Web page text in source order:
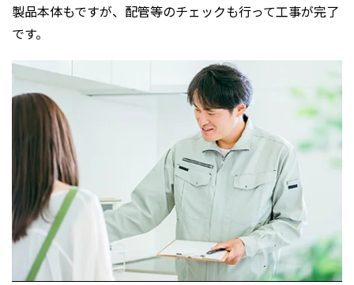
製品本体もですが、配管等のチェックも行って工事が完了
です。